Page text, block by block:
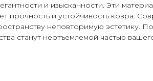
и изысканности. Эти
прочность и устойчивость ковра.
неповторимую эстетику.
станут неотъемлемой частью